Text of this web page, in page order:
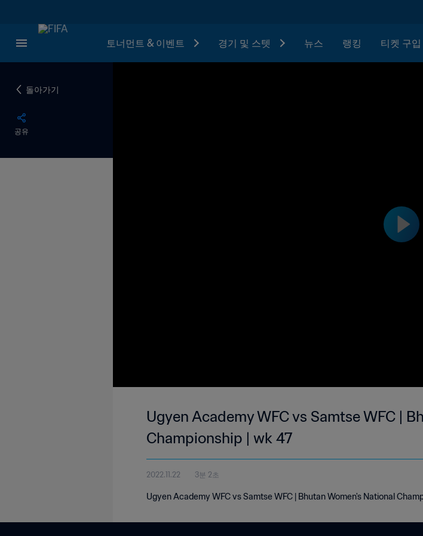
토너먼트 & 이벤트 경기 및 스텟 뉴스 랭킹 티켓 구입
돌아가기
공유
Ugyen Academy WFC vs Samtse WFC |
Championship | wk 47
2022.11.22 3분 2초
Ugyen Academy WFC vs Samtse WFC | Bhutan Women's National